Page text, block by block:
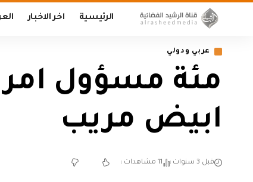
الرئيسية اخر الاخبار
عربي ودولي
مئة مسؤول
ابيض مريب
قبل 3 سنوات 11 مشاهدات